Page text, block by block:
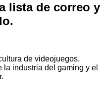
lista de correo y
de videojuegos.
industria del gaming y el